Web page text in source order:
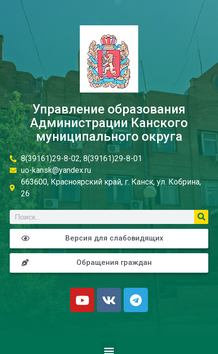
Управление образования
Администрации Канского
муниципального округа
8(39161)29-8-02; 8(39161)29-8-01
uo-kansk@yandex.ru
663600, Красноярский край, г. Канск, ул. Кобрина,
26
Версия для слабовидящих
Обращения граждан